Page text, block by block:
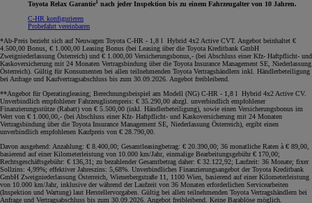
Toyota Relax Garantie
nach jeder Inspektion bis zu einem Fahrzeugalter von 10 Jahren.
C-HR konfigurieren
Probefahrt vereinbaren
*Ab-Preis bezieht sich auf Neuwagen Toyota C-HR - 1,8 l Hybrid 4x2 Active CVT. Angebot beinhaltet €
4.500,00 Bonus, € 1.000,00 Leasing Bonus (bei Leasing über die Toyota Kreditbank GmbH
Zweigniederlassung Österreich) und € 1.000,00 Versicherungsbonus,- (bei Abschluss einer Kfz- Haftpflicht- und
Kaskoversicherung mit 24 Monaten Vertragsbindung über die Toyota Insurance Management SE, Niederlassung
Österreich). Gültig für Konsumenten bei allen teilnehmenden Toyota Vertragshändlern inkl. Händlerbeteiligung
bei Anfrage und Kaufvertragsabschluss bis zum 30.09.2026. Angebot freibleibend
**Angebot für Operatingleasing; Berechnungsbeispiel am Modell (NG) C-HR - 1,8 l Hybrid 4x2 Active CV.
Unverbindlich empfohlener Fahrzeuglistenpreis: € 35.290,00 abzgl. unverbindlich empfohlener
Finanzierungsstütze (Rabatt) von € 5.500,00 (inkl. Händlerbeteiligung), sowie einen Versicherungsbonus im
Wert von € 1.000,00,- (bei Abschluss einer Kfz- Haftpflicht- und Kaskoversicherung mit 24 Monaten
Vertragsbindung über die Toyota Insurance Management SE, Niederlassung Österreich), ergibt einen
unverbindlich empfohlenen Kaufpreis von € 28.790,00.
Davon ausgehend: Anzahlung: € 8.400,00; Gesamtleasingbetrag: € 20.390,00; 36 monatliche Raten à € 89,00,
basierend auf einer Kilometerleistung von 10.000 km/Jahr, einmalige Bearbeitungsgebühr € 170,00;
Rechtsgeschäftsgebühr: € 136,31; zu bezahlender Gesamtbetrag daher: € 32.122,92; Laufzeit: 36 Monate; fixer
Sollzins: 4,99%; effektiver Jahreszins: 5,68%. Unverbindliches Finanzierungsangebot der Toyota Kreditbank
GmbH Zweigniederlassung Österreich, Wienerbergstraße 11, 1100 Wien, basierend auf einer Kilometerleistung
von 10.000 km/Jahr, inklusive der während der Laufzeit von 36 Monaten erforderlichen Servicearbeiten
(Inspektion und Wartung) laut Herstellervorgaben. Gültig bei allen teilnehmenden Toyota Vertragshändlern bei
Anfrage und Vertragsabschluss bis zum 30.09.2026. Angebot freibleibend. Keine Barablöse möglich.